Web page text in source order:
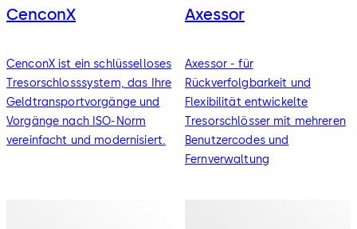
CenconX
CenconX ist ein schlüsselloses
Tresorschlosssystem, das Ihre
Geldtransportvorgänge und
Vorgänge nach ISO-Norm
vereinfacht und modernisiert.
Axessor
Axessor - für
Rückverfolgbarkeit und
Flexibilität entwickelte
Tresorschlösser mit mehreren
Benutzercodes und
Fernverwaltung